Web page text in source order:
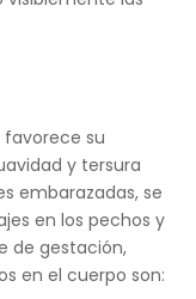
su
y tersura
embarazadas, se
en los pechos y
de gestación,
en el cuerpo son: